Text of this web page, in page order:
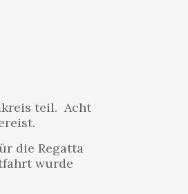
teil. Acht
die Regatta
wurde